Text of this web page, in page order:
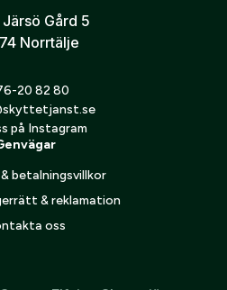
Gård 5
Norrtälje
20 82 80
på Instagram
betalningsvillkor
& reklamation
oss